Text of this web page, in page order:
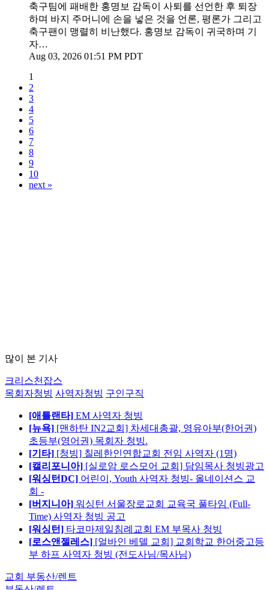
축구팀에 패배한 홍명보 감독이 사퇴를 선언한 후 퇴장
하며 바지 주머니에 손을 넣은 것을 언론, 평론가 그리고
축구팬이 맹렬히 비난했다. 홍명보 감독이 귀국하며 기
자…
Aug 03, 2026 01:51 PM PDT
1
2
3
4
5
6
7
8
9
10
next »
많이 본 기사
크리스천잡스
목회자청빙 사역자청빙 구인구직
[애틀랜타] EM 사역자 청빙
[뉴욕] [맨하탄 IN2교회] 차세대총괄, 영유아부(한어권)
초등부(영어권) 목회자 청빙.
[기타] [청빙] 칠레한인연합교회 전임 사역자 (1명)
[캘리포니아] [실로암 로스모어 교회] 담임목사 청빙광고
[워싱턴DC] 어린이, Youth 사역자 청빙- 올네이션스 교
회 -
[버지니아] 워싱턴 서울장로교회 교육국 풀타임 (Full-
Time) 사역자 청빙 공고
[워싱턴] 타코마제일침례교회 EM 부목사 청빙
[로스앤젤레스] [얼바인 베델 교회] 교회학교 한어중고등
부 하프 사역자 청빙 (전도사님/목사님)
교회 부동산/렌트